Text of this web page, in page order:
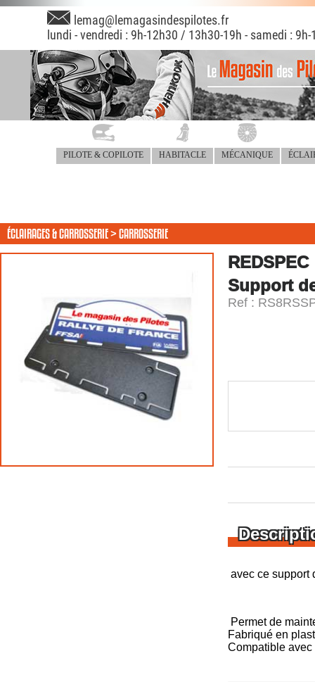
lemag@lemagasindespilotes.fr
lundi - vendredi : 9h-12h30 / 13h30-19h - samedi : 9h-
PILOTE & COPILOTE HABITACLE MÉCANIQUE
ÉCLAIRAGES & CARROSSERIE >CARROSSERIE
REDSPEC
Support
Ref :
avec ce support
Permet de
Fabriqué en
Compatible